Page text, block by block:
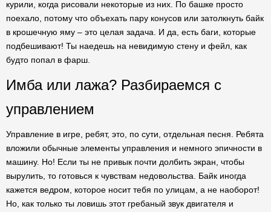
курили, когда рисовали некоторые из них. По башке просто
поехало, потому что объехать пару конусов или затолкнуть байк
в крошечную яму – это целая задача. И да, есть баги, которые
подбешивают! Ты наедешь на невидимую стену и фейл, как
будто попал в фарш.
Имба или лажа? Разбираемся с
управлением
Управление в игре, ребят, это, по сути, отдельная песня. Ребята
вложили обычные элементы управления и немного эпичности в
машину. Но! Если ты не привык почти долбить экран, чтобы
вырулить, то готовься к чувствам недовольства. Байк иногда
кажется ведром, которое носит тебя по улицам, а не наоборот!
Но, как только ты ловишь этот гребаный звук двигателя и